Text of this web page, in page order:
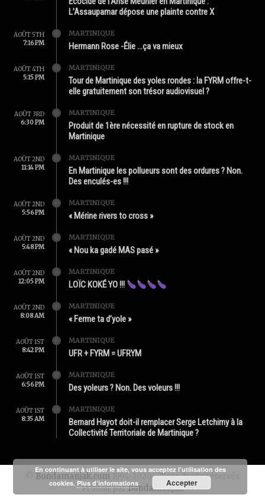
L’Assaupamar dépose une plainte contre X
AOÛT 5TH
7:16 PM
MARTINIQUE
Hermann Rose -Élie …ça va mieux
AOÛT 4TH
5:15 PM
MARTINIQUE
Tour de Martinique des yoles rondes : la FYRM offre-t-
elle gratuitement son trésor audiovisuel ?
AOÛT 3RD
6:30 PM
MARTINIQUE
Produit de 1ère nécessité en rupture de stock en
Martinique
AOÛT 2ND
11:14 PM
MARTINIQUE
En Martinique les pollueurs sont des ordures ? Non.
Des enculés-es !!!
AOÛT 2ND
5:56 PM
MARTINIQUE
« Mérine rivers to cross »
AOÛT 2ND
5:48 PM
MARTINIQUE
« Nou ka gadé MAS pasé »
AOÛT 2ND
12:05 PM
MARTINIQUE
LOÏC KOKÉ YO !!!
AOÛT 2ND
8:08 AM
MARTINIQUE
« Ferme ta d’yole »
AOÛT 1ST
8:42 PM
MARTINIQUE
UFR + FYRM = UFRYM
AOÛT 1ST
6:56 PM
MARTINIQUE
Des yoleurs ? Non. Des voleurs !!!
AOÛT 1ST
8:35 AM
MARTINIQUE
Bernard Hayot doit-il remplacer Serge Letchimy à la
Collectivité Territoriale de Martinique ?
Bondamanjak.com 1994-2020 - Tous droits réservés
Produit parBondamanjak
En continuant à utiliser le site, vous acceptez l’utilisation des
cookies. Plus d’informations Accepter